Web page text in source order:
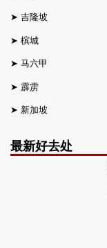
➤ 吉隆坡
➤ 槟城
➤ 马六甲
➤ 霹雳
➤ 新加坡
最新好去处